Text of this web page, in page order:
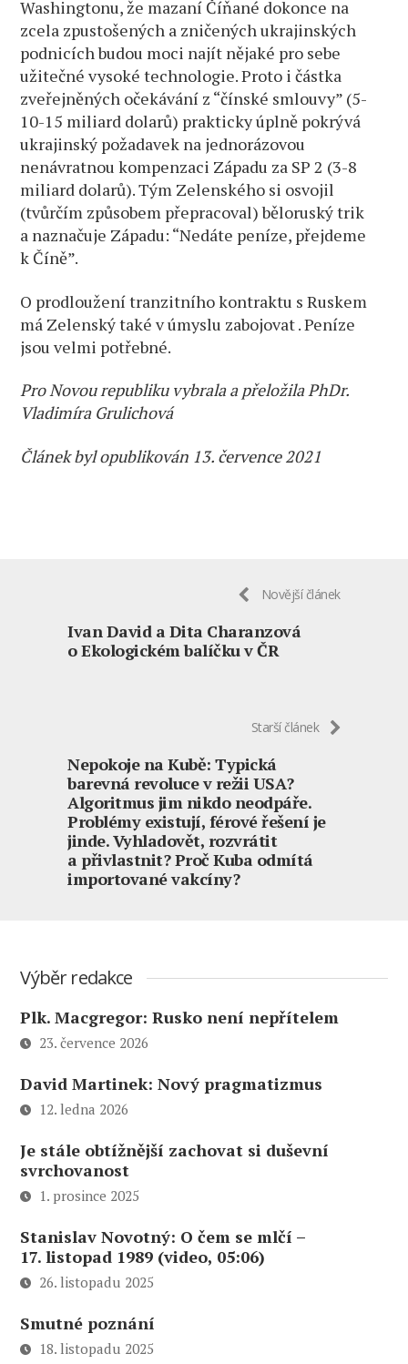
Washingtonu, že mazaní Číňané dokonce na
zcela zpustošených a zničených ukrajinských
podnicích budou moci najít nějaké pro sebe
užitečné vysoké technologie. Proto i částka
zveřejněných očekávání z “čínské smlouvy” (5-
10-15 miliard dolarů) prakticky úplně pokrývá
ukrajinský požadavek na jednorázovou
nenávratnou kompenzaci Západu za SP 2 (3-8
miliard dolarů). Tým Zelenského si osvojil
(tvůrčím způsobem přepracoval) běloruský trik
a naznačuje Západu: “Nedáte peníze, přejdeme
k Číně”.
O prodloužení tranzitního kontraktu s Ruskem
má Zelenský také v úmyslu zabojovat . Peníze
jsou velmi potřebné.
Pro Novou republiku vybrala a přeložila PhDr.
Vladimíra Grulichová
Článek byl opublikován 13. července 2021
Novější článek
Ivan David a Dita Charanzová
o Ekologickém balíčku v ČR
Starší článek
Nepokoje na Kubě: Typická
barevná revoluce v režii USA?
Algoritmus jim nikdo neodpáře.
Problémy existují, férové řešení je
jinde. Vyhladovět, rozvrátit
a přivlastnit? Proč Kuba odmítá
importované vakcíny?
Výběr redakce
Plk. Macgregor: Rusko není nepřítelem
23. července 2026
David Martinek: Nový pragmatizmus
12. ledna 2026
Je stále obtížnější zachovat si duševní
svrchovanost
1. prosince 2025
Stanislav Novotný: O čem se mlčí –
17. listopad 1989 (video, 05:06)
26. listopadu 2025
Smutné poznání
18. listopadu 2025